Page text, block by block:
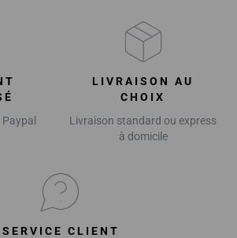
LIVRAISON AU
CHOIX
Livraison standard ou express
à domicile
SERVICE CLIENT